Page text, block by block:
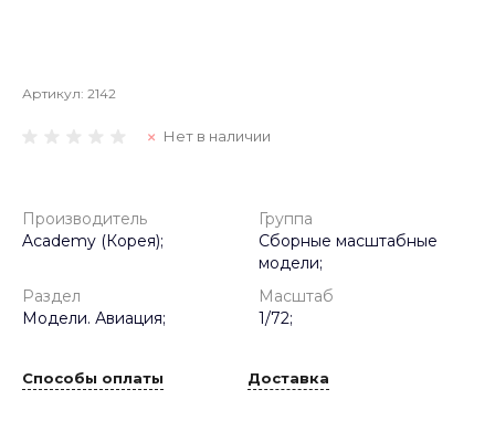
Артикул: 2142
Нет в наличии
Производитель
Academy (Корея);
Группа
Сборные масштабные
модели;
Раздел
Модели. Авиация;
Масштаб
1/72;
Способы оплаты Доставка